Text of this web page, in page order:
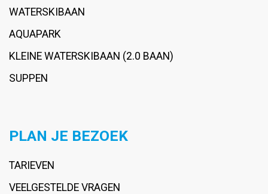
WATERSKIBAAN
AQUAPARK
KLEINE WATERSKIBAAN (2.0 BAAN)
SUPPEN
PLAN JE BEZOEK
TARIEVEN
VEELGESTELDE VRAGEN